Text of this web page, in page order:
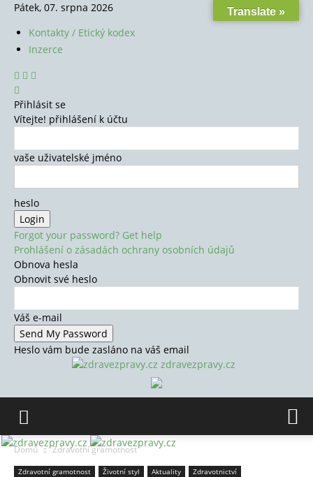
Pátek, 07. srpna 2026
Kontakty / Etický kodex
Inzerce
Přihlásit se
Vítejte! přihlášení k účtu
vaše uživatelské jméno
heslo
Forgot your password? Get help
Prohlášení o zásadách ochrany osobních údajů
Obnova hesla
Obnovit své heslo
Váš e-mail
Heslo vám bude zasláno na váš email
zdravezpravy.cz
Domů Zdravotní gramotnost
Zdravotní gramotnost Životní styl Aktuality
Zdravotnictví
Translate »